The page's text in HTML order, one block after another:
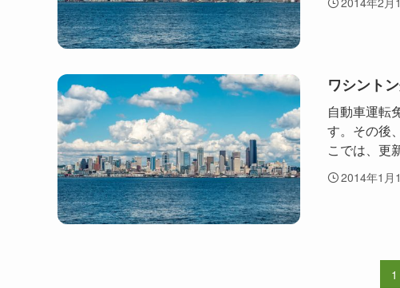
ワシント
自動車運転
す。その後
こでは、更
2014年1月
1